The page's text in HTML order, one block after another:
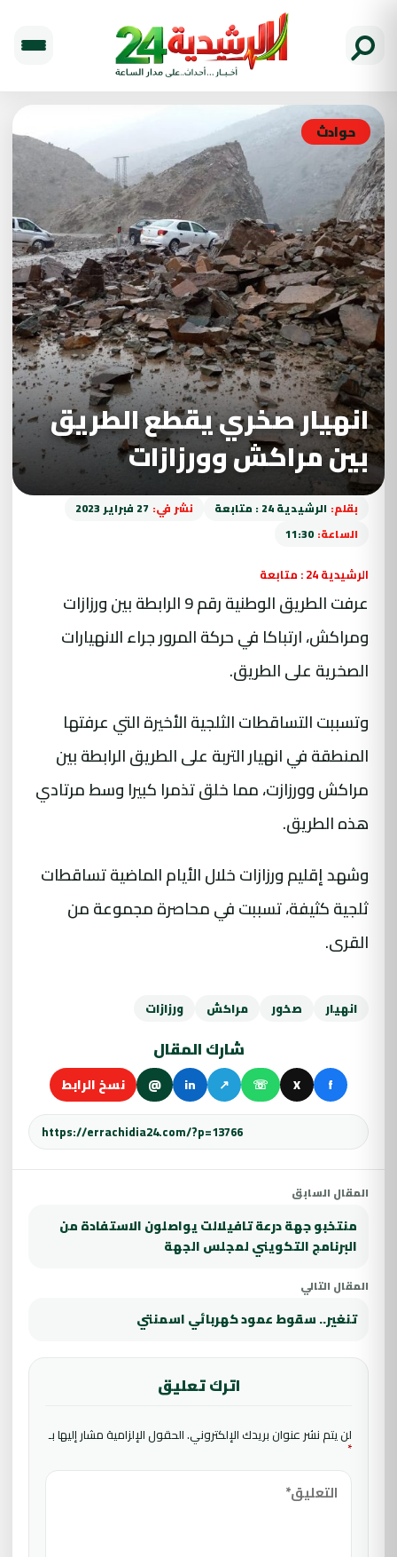
حوادث
انهيار صخري يقطع الطريق
بين مراكش وورزازات
بقلم: الرشيدية 24 : متابعة نشر في: 27 فبراير 2023
الساعة: 11:30
الرشيدية 24 : متابعة
عرفت الطريق الوطنية رقم 9 الرابطة بين ورزازات
ومراكش، ارتباكا في حركة المرور جراء الانهيارات
الصخرية على الطريق.
وتسببت التساقطات الثلجية الأخيرة التي عرفتها
المنطقة في انهيار التربة على الطريق الرابطة بين
مراكش وورزازت، مما خلق تذمرا كبيرا وسط مرتادي
هذه الطريق.
وشهد إقليم ورزازات خلال الأيام الماضية تساقطات
ثلجية كثيفة، تسببت في محاصرة مجموعة من
القرى.
انهيار صخور مراكش ورزازات
شارك المقال
f
X
☏
↗
in
@ نسخ الرابط
المقال السابق
منتخبو جهة درعة تافيلالت يواصلون الاستفادة من
البرنامج التكويني لمجلس الجهة
المقال التالي
تنغير.. سقوط عمود كهربائي اسمنتي
اترك تعليق
لن يتم نشر عنوان بريدك الإلكتروني.الحقول الإلزامية مشار إليها بـ
*